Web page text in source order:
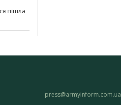
пішла
press@armyinform.com.ua